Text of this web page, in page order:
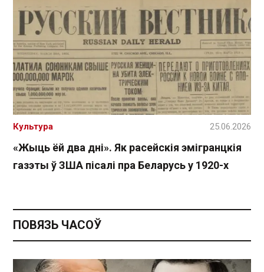
«Жыць ёй два дні». Як расейскія эмігранцкія
газэты ў ЗША пісалі пра Беларусь у 1920-х
Культура 25.06.2026
ПОВЯЗЬ ЧАСОЎ